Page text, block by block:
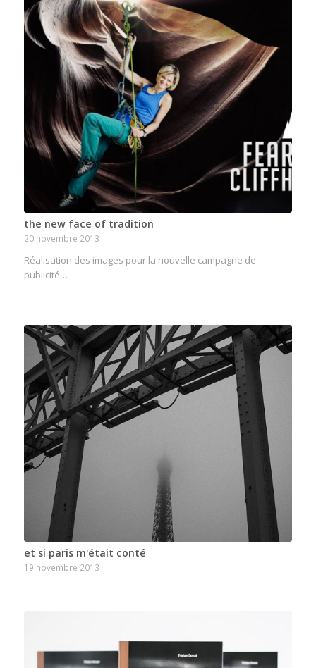
the new face of tradition
20 novembre 2013
Réalisation des images pour la nouvelle campagne de
publicité…
et si paris m'était conté
19 novembre 2013